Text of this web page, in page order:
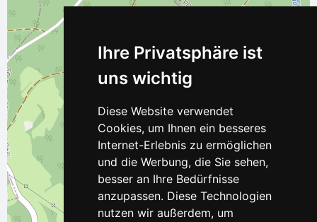
Ihre Privatsphäre ist
uns wichtig
Diese Website verwendet
Cookies, um Ihnen ein besseres
Internet-Erlebnis zu ermöglichen
und die Werbung, die Sie sehen,
besser an Ihre Bedürfnisse
anzupassen. Diese Technologien
nutzen wir außerdem, um